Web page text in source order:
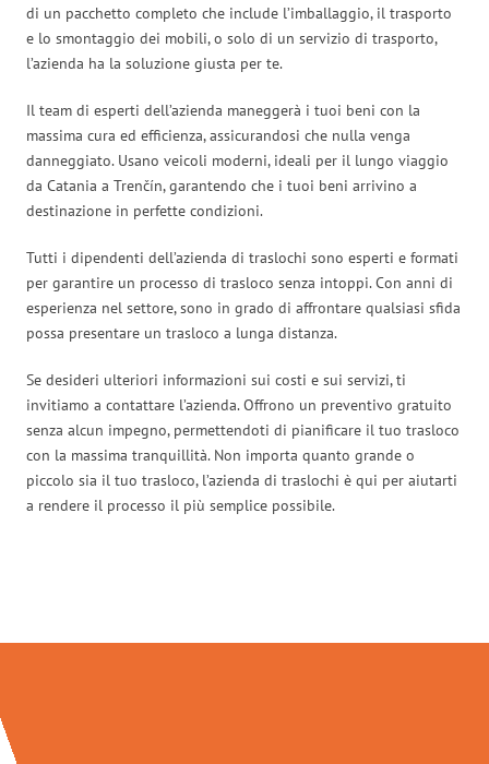
di un pacchetto completo che include l’imballaggio, il trasporto
e lo smontaggio dei mobili, o solo di un servizio di trasporto,
l’azienda ha la soluzione giusta per te.
Il team di esperti dell’azienda maneggerà i tuoi beni con la
massima cura ed efficienza, assicurandosi che nulla venga
danneggiato. Usano veicoli moderni, ideali per il lungo viaggio
da Catania a Trenčín, garantendo che i tuoi beni arrivino a
destinazione in perfette condizioni.
Tutti i dipendenti dell’azienda di traslochi sono esperti e formati
per garantire un processo di trasloco senza intoppi. Con anni di
esperienza nel settore, sono in grado di affrontare qualsiasi sfida
possa presentare un trasloco a lunga distanza.
Se desideri ulteriori informazioni sui costi e sui servizi, ti
invitiamo a contattare l’azienda. Offrono un preventivo gratuito
senza alcun impegno, permettendoti di pianificare il tuo trasloco
con la massima tranquillità. Non importa quanto grande o
piccolo sia il tuo trasloco, l’azienda di traslochi è qui per aiutarti
a rendere il processo il più semplice possibile.